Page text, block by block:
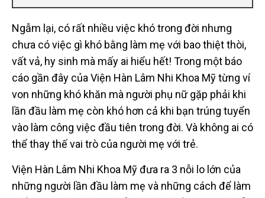
Ngẫm lại, có rất nhiều việc khó trong đời nhưng
chưa có việc gì khó bằng làm mẹ với bao thiệt thòi,
vất vả, hy sinh mà mấy ai hiểu hết! Trong một báo
cáo gần đây của Viện Hàn Lâm Nhi Khoa Mỹ từng ví
von những khó khăn mà người phụ nữ gặp phải khi
lần đầu làm mẹ còn khó hơn cả khi bạn trúng tuyển
vào làm công việc đầu tiên trong đời. Và không ai có
thể thay thế vai trò của người mẹ với trẻ.
Viện Hàn Lâm Nhi Khoa Mỹ đưa ra 3 nỗi lo lớn của
những người lần đầu làm mẹ và những cách để làm